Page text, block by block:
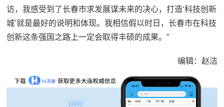
访，我感受到了长春市求发展谋未来的决心，打造‘科技创新
城’就是最好的说明和体现。我相信假以时日，长春市在科技
创新这条强国之路上一定会取得丰硕的成果。”
编辑：赵洁